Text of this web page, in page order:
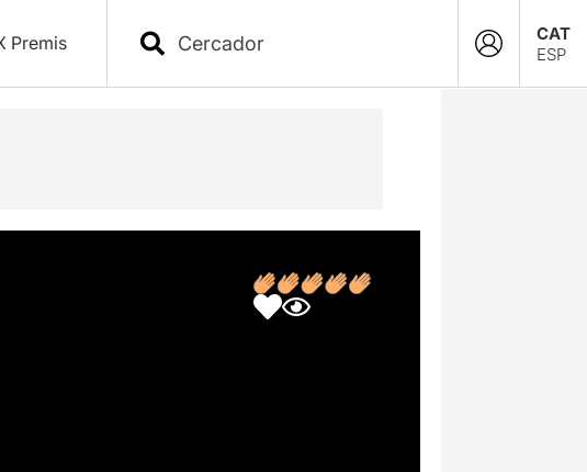
Premis
CAT
ESP